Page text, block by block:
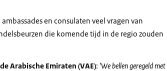
en consulaten veel vragen van
die komende tijd in de regio zouden
Arabische Emiraten (VAE): ‘We bellen geregeld met